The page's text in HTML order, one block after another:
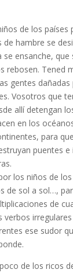
de los países
de hambre se
se ensanche, que
rebosen. Tened
gentes
Vosotros que
allí detengan
en los
para
puentes e
los niños de
de sol a sol…,
de
verbos
ese sudor
de los ricos